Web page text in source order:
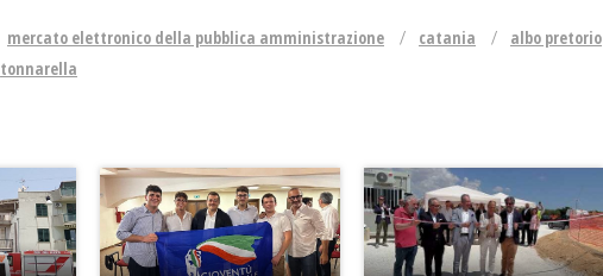
mercato elettronico della pubblica amministrazione catania
albo pretorio
tonnarella